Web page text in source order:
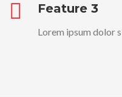
Feature 3
Lorem ipsum dolor